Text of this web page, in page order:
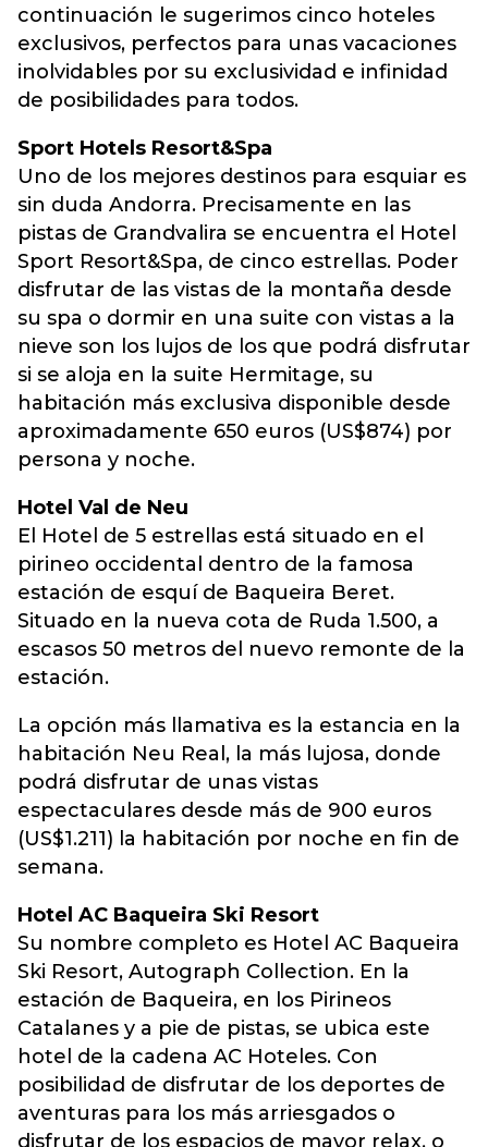
continuación le sugerimos cinco hoteles
exclusivos, perfectos para unas vacaciones
inolvidables por su exclusividad e infinidad
de posibilidades para todos.
Sport Hotels Resort&Spa
Uno de los mejores destinos para esquiar es
sin duda Andorra. Precisamente en las
pistas de Grandvalira se encuentra el Hotel
Sport Resort&Spa, de cinco estrellas. Poder
disfrutar de las vistas de la montaña desde
su spa o dormir en una suite con vistas a la
nieve son los lujos de los que podrá disfrutar
si se aloja en la suite Hermitage, su
habitación más exclusiva disponible desde
aproximadamente 650 euros (US$874) por
persona y noche.
Hotel Val de Neu
El Hotel de 5 estrellas está situado en el
pirineo occidental dentro de la famosa
estación de esquí de Baqueira Beret.
Situado en la nueva cota de Ruda 1.500, a
escasos 50 metros del nuevo remonte de la
estación.
La opción más llamativa es la estancia en la
habitación Neu Real, la más lujosa, donde
podrá disfrutar de unas vistas
espectaculares desde más de 900 euros
(US$1.211) la habitación por noche en fin de
semana.
Hotel AC Baqueira Ski Resort
Su nombre completo es Hotel AC Baqueira
Ski Resort, Autograph Collection. En la
estación de Baqueira, en los Pirineos
Catalanes y a pie de pistas, se ubica este
hotel de la cadena AC Hoteles. Con
posibilidad de disfrutar de los deportes de
aventuras para los más arriesgados o
disfrutar de los espacios de mayor relax, o